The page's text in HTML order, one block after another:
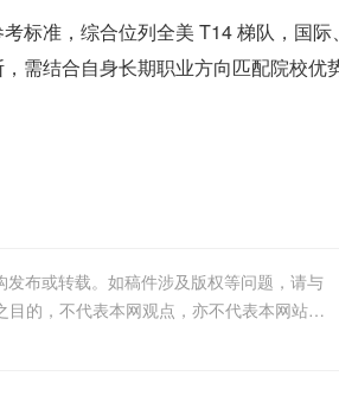
标准，综合位列全美 T14 梯队，国际
需结合自身长期职业方向匹配院校优
布或转载。如稿件涉及版权等问题，请与
我们联系删除或处理，客服邮箱123456@qq.com，稿件内容仅为传递更多信息之目的，不代表本网观点，亦不代表本网站赞同